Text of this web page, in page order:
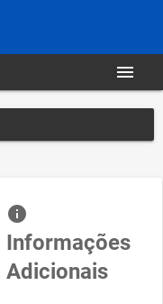
menu
info
Informações
Adicionais